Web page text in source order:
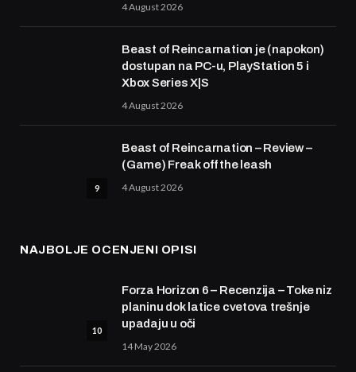
4 August 2026
Beast of Reincarnation je (napokon)
dostupan na PC-u, PlayStation 5 i
Xbox Series X|S
4 August 2026
9
Beast of Reincarnation – Review –
(Game) Freak off the leash
4 August 2026
NAJBOLJE OCENJENI OPISI
10
Forza Horizon 6 – Recenzija – Toke niz
planinu dok latice cvetova trešnje
upadaju u oči
14 May 2026